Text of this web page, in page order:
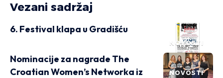
Vezani sadržaj
NOVOSTI
6. Festival klapa u Gradišću
NOVOSTI
Nominacije za nagrade The
Croatian Women’s Networka iz